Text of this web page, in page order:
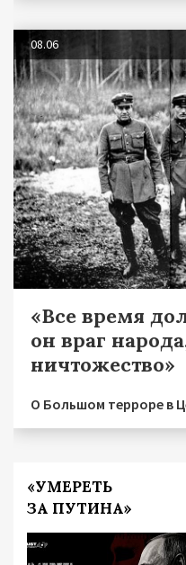
08.06
«Все время
он враг
ничтожество»
О Большом терроре в
«УМЕРЕТЬ
ЗА ПУТИНА»